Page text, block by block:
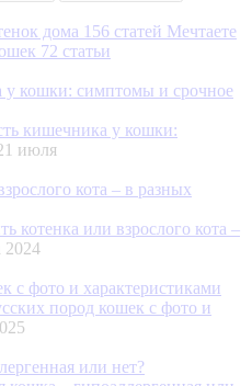
дома 156 статей Мечтаете
72 статьи
кишечника у кошки:
июля
котенка или взрослого кота –
2024
пород кошек с фото и